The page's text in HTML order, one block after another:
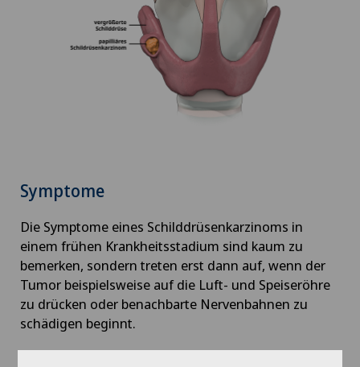
Ästhetische Medizin
Ästhetische und korrigierende Dermatologie
Augenentzündungen
Augenlaser-Methoden
Augensprechstunden
Ayurvedische Massage
Symptome
Die Symptome eines Schilddrüsenkarzinoms in
einem frühen Krankheitsstadium sind kaum zu
bemerken, sondern treten erst dann auf, wenn der
Tumor beispielsweise auf die Luft- und Speiseröhre
zu drücken oder benachbarte Nervenbahnen zu
schädigen beginnt.